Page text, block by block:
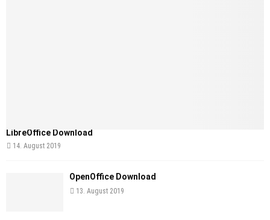
LibreOffice Download
14. August 2019
OpenOffice Download
13. August 2019